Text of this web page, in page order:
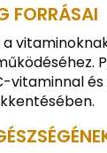
FORRÁSAI
vitaminnal